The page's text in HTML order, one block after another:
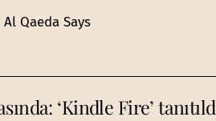
Qaeda Says
‘Kindle Fire’